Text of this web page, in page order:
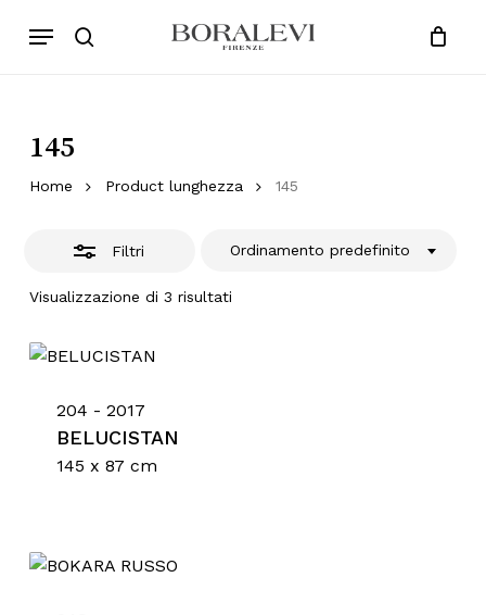
Products
search
Menu
Cart Close
145
Home Product lunghezza 145
Filtri
Visualizzazione di 3 risultati
Ordinamento predefinito
Chiudi
204 - 2017
BELUCISTAN
145 x 87 cm